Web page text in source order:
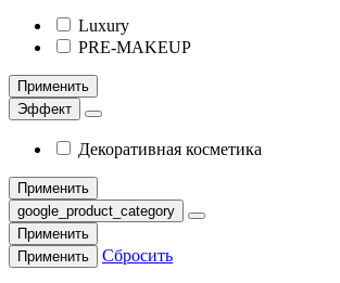
Luxury
PRE-MAKEUP
Применить
Эффект
Декоративная косметика
Применить
google_product_category
Применить
Применить
Сбросить